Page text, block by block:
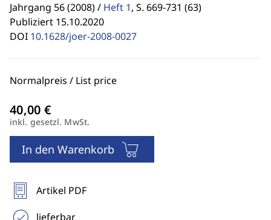
Jahrgang 56 (2008) / Heft 1, S. 669-731 (63)
Publiziert 15.10.2020
DOI 10.1628/joer-2008-0027
Normalpreis / List price
inkl. gesetzl. MwSt.
In den Warenkorb
Artikel PDF
lieferbar